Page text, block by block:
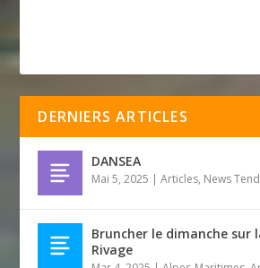
DERNIERS ARTICLES
DANSEA
Mai 5, 2025 |Articles, News
Bruncher le dimanche sur
Rivage